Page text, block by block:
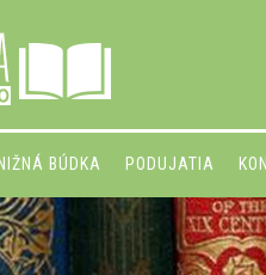
BÚDKA PODUJATIA